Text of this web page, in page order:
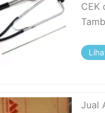
CEK
Jual